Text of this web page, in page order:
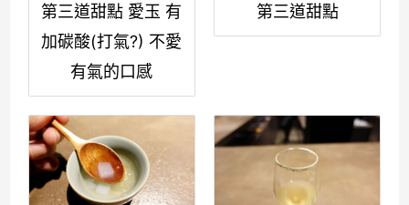
第三道甜點 愛玉 有
加碳酸(打氣?) 不愛
有氣的口感
第三道甜點